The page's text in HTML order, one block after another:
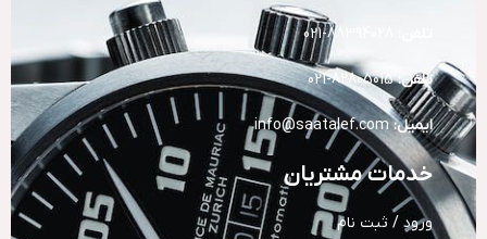
تلفن:82805015-021
ایمیل: info@saatalef.com
خدمات مشتریان
ورود / ثبت نام